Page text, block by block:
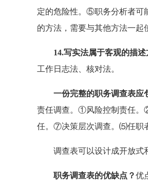
定的危险性。⑤职务分析者可
的方法，需要与其他方法一起
14.写实法属于客观的描述
工作日志法、核对法。
一份完整的职务调查表应
责任调查。①风险控制责任
任。⑦决策层次调查。⑸任职
调查表可以设计成开放式和
职务调查表的优缺点？优